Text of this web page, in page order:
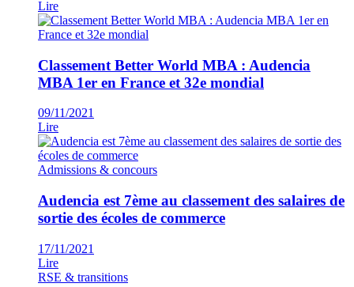
Lire
Classement Better World MBA : Audencia
MBA 1er en France et 32e mondial
09/11/2021
Lire
Admissions & concours
Audencia est 7ème au classement des salaires de
sortie des écoles de commerce
17/11/2021
Lire
RSE & transitions